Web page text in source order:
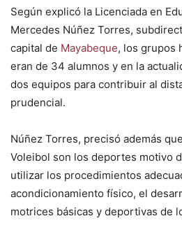
Según explicó la Licenciada en
Mercedes Núñez Torres,
capital de Mayabeque, los grupos
eran de 34 alumnos y en la
dos equipos para contribuir al
prudencial.
Núñez Torres, precisó además
Voleibol son los deportes motivo
utilizar los procedimientos
acondicionamiento físico, el
motrices básicas y deportivas de